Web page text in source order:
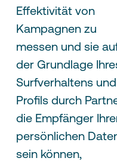
Effektivität von
Kampagnen zu
messen und sie
der Grundlage
Surfverhaltens und
Profils durch
die Empfänger
persönlichen
sein können,